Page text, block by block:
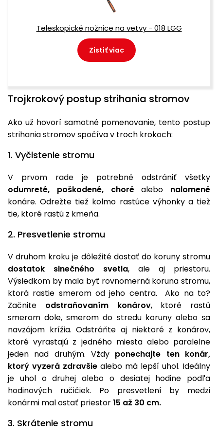
Teleskopické nožnice na vetvy - 018 LGG
Zistiť viac
Trojkrokový postup strihania stromov
Ako už hovorí samotné pomenovanie, tento postup
strihania stromov spočíva v troch krokoch:
1. Vyčistenie stromu
V prvom rade je potrebné odstrániť všetky
odumreté, poškodené, choréalebo nalomené
konáre. Odrežte tiež kolmo rastúce výhonky a tiež
tie, ktoré rastú z kmeňa.
2. Presvetlenie stromu
V druhom kroku je dôležité dostať do koruny stromu
dostatok slnečného svetla, ale aj priestoru.
Výsledkom by mala byť rovnomerná koruna stromu,
ktorá rastie smerom od jeho centra. Ako na to?
Začnite odstraňovaním konárov, ktoré rastú
smerom dole, smerom do stredu koruny alebo sa
navzájom krížia. Odstráňte aj niektoré z konárov,
ktoré vyrastajú z jedného miesta alebo paralelne
jeden nad druhým. Vždy ponechajte ten konár,
ktorý vyzerá zdravšie alebo má lepší uhol. Ideálny
je uhol o druhej alebo o desiatej hodine podľa
hodinových ručičiek. Po presvetlení by medzi
konármi mal ostať priestor15 až 30 cm.
3. Skrátenie stromu